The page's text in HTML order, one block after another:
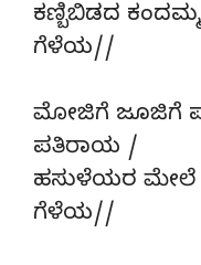
ಕಣ್ಬಿಬಿಡದ
ಗೆಳೆಯ//
ಮೋಜಿಗೆ ಜೂಜಿಗೆ
ಪತಿರಾಯ /
ಹಸುಳೆಯರ ಮೇಲೆ
ಗೆಳೆಯ//